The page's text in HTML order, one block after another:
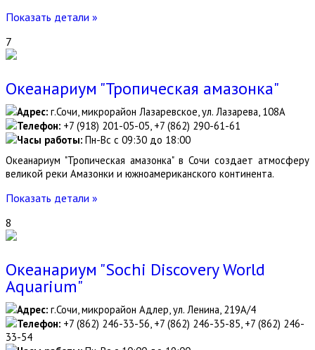
Показать детали »
7
Океанариум "Тропическая амазонка"
Адрес: г.Сочи, микрорайон Лазаревское, ул. Лазарева, 108А
Телефон: +7 (918) 201-05-05, +7 (862) 290-61-61
Часы работы: Пн-Вс с 09:30 до 18:00
Океанариум "Тропическая амазонка" в Сочи создает атмосферу
великой реки Амазонки и южноамериканского континента.
Показать детали »
8
Океанариум "Sochi Discovery World
Aquarium"
Адрес: г.Сочи, микрорайон Адлер, ул. Ленина, 219А/4
Телефон: +7 (862) 246-33-56, +7 (862) 246-35-85, +7 (862) 246-
33-54